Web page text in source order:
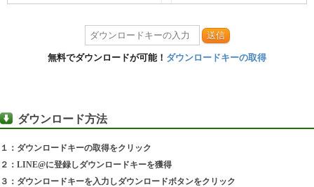
送信
無料でダウンロードが可能！ ダウンロードキーの取得
ダウンロード方法
１：ダウンロードキーの取得をクリック
２：LINE@に登録しダウンロードキーを獲得
３：ダウンロードキーを入力しダウンロードボタンをクリック